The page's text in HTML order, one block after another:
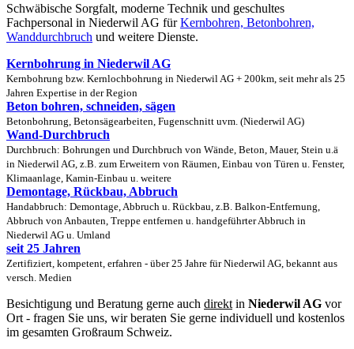
Schwäbische Sorgfalt, moderne Technik und geschultes
Fachpersonal in Niederwil AG fürKernbohren, Betonbohren,
Wanddurchbruch und weitere Dienste.
Kernbohrung in Niederwil AG
Kernbohrung bzw. Kernlochbohrung in Niederwil AG + 200km, seit mehr als 25
Jahren Expertise in der Region
Beton bohren, schneiden, sägen
Betonbohrung, Betonsägearbeiten, Fugenschnitt uvm. (Niederwil AG)
Wand-Durchbruch
Durchbruch: Bohrungen und Durchbruch von Wände, Beton, Mauer, Stein u.ä
in Niederwil AG, z.B. zum Erweitern von Räumen, Einbau von Türen u. Fenster,
Klimaanlage, Kamin-Einbau u. weitere
Demontage, Rückbau, Abbruch
Handabbruch: Demontage, Abbruch u. Rückbau, z.B. Balkon-Entfernung,
Abbruch von Anbauten, Treppe entfernen u. handgeführter Abbruch in
Niederwil AG u. Umland
seit 25 Jahren
Zertifiziert, kompetent, erfahren - über 25 Jahre für Niederwil AG, bekannt aus
versch. Medien
Besichtigung und Beratung gerne auch direkt in Niederwil AG vor
Ort - fragen Sie uns, wir beraten Sie gerne individuell und kostenlos
im gesamten Großraum Schweiz.